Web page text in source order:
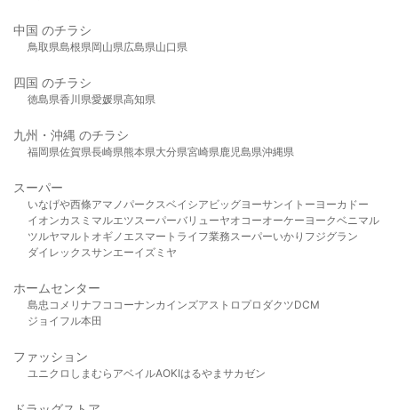
中国 のチラシ
鳥取県島根県岡山県広島県山口県
四国 のチラシ
徳島県香川県愛媛県高知県
九州・沖縄 のチラシ
福岡県佐賀県長崎県熊本県大分県宮崎県鹿児島県沖縄県
スーパー
いなげや西條アマノパークスベイシア ビッグヨーサンイトーヨーカドー
イオンカスミ マルエツスーパーバリューヤオコーオーケー ヨークベニマル
ツルヤマルト オギノ エスマート ライフ業務スーパーいかり フジグラン
ダイレックスサンエーイズミヤ
ホームセンター
島忠 コメリ ナフコ コーナンカインズアストロプロダクツDCM
ジョイフル本田
ファッション
ユニクロ しまむら アベイルAOKIはるやま サカゼン